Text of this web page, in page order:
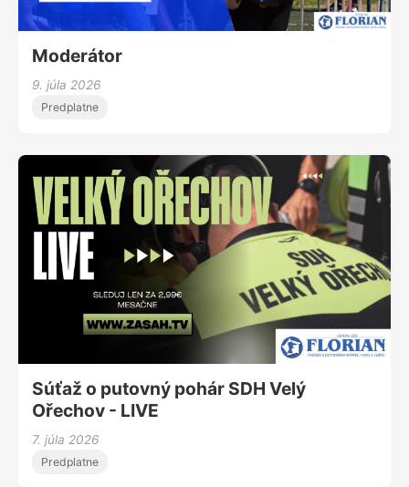
Moderátor
9. júla 2026
Predplatne
Súťaž o putovný pohár SDH Velý
Ořechov - LIVE
7. júla 2026
Predplatne